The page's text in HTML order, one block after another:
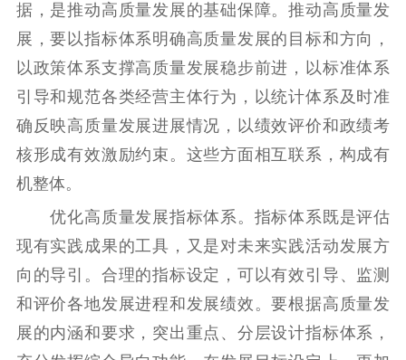
公共服务
新时代公民素养
提升资源库
新闻出版
政务服务
作品著作权
登记服务
科研创新
服务管理平台
智库服务
管理平台
文艺创作
服务管理
文化产业
统计分析
数字出版
新闻发布工作备
电影
服务
理论宣讲
共建共享平台
政工继续教育学
习平台
责任编辑注册
业务申报系统
据，是推动高质量发展的基础保障。推动高质量发
展，要以指标体系明确高质量发展的目标和方向，
以政策体系支撑高质量发展稳步前进，以标准体系
引导和规范各类经营主体行为，以统计体系及时准
确反映高质量发展进展情况，以绩效评价和政绩考
核形成有效激励约束。这些方面相互联系，构成有
机整体。
优化高质量发展指标体系。指标体系既是评估
现有实践成果的工具，又是对未来实践活动发展方
向的导引。合理的指标设定，可以有效引导、监测
和评价各地发展进程和发展绩效。要根据高质量发
展的内涵和要求，突出重点、分层设计指标体系，